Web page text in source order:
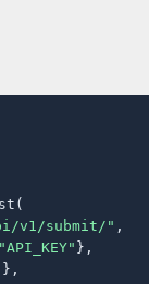
v1/submit/" ,
"API_KEY" },
},